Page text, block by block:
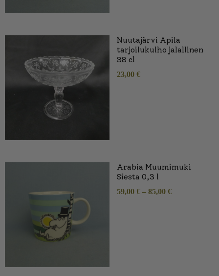
Nuutajärvi Apila
tarjoilukulho jalallinen
38 cl
23,00 €
Arabia Muumimuki
Siesta 0,3 l
59,00 € – 85,00 €